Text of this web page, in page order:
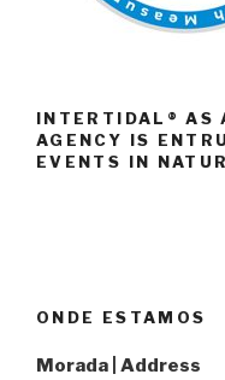
INTERTIDAL® AS
AGENCY IS
EVENTS IN
ONDE ESTAMOS
Morada | Address